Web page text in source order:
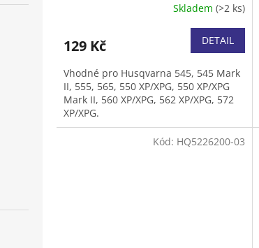
Skladem (>2 ks)
129 Kč DETAIL
Vhodné pro Husqvarna 545, 545 Mark
II, 555, 565, 550 XP/XPG, 550 XP/XPG
Mark II, 560 XP/XPG, 562 XP/XPG, 572
XP/XPG.
Kód: HQ5226200-03